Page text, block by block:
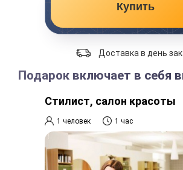
Купить
Доставка в день
Подарок включает в себя
Стилист, салон красоты
1 человек 1 час